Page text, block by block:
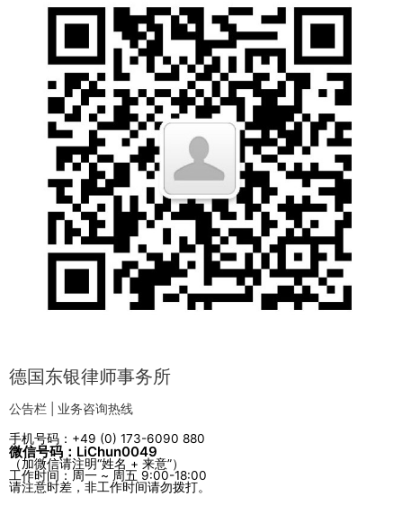
德国东银律师事务所
公告栏 | 业务咨询热线
手机号码：+49 (0) 173-6090 880
微信号码：LiChun0049
（加微信请注明“姓名 + 来意”）
工作时间：周一 ~ 周五 9:00-18:00
请注意时差，非工作时间请勿拨打。